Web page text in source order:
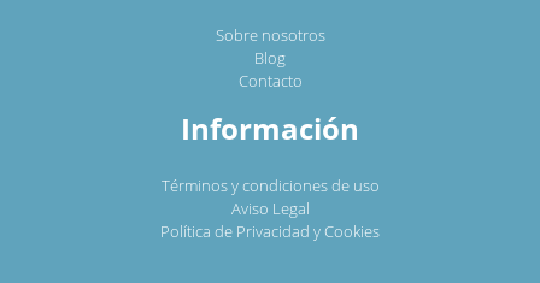
Sobre nosotros
Blog
Contacto
Información
Términos y condiciones de uso
Aviso Legal
Política de Privacidad y Cookies